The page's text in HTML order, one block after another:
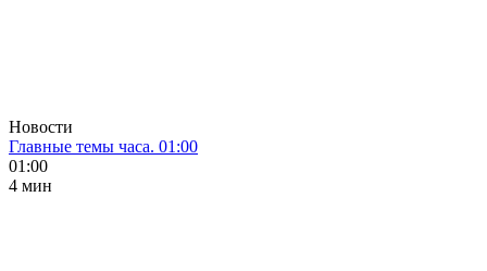
Новости
Главные темы часа. 01:00
01:00
4 мин